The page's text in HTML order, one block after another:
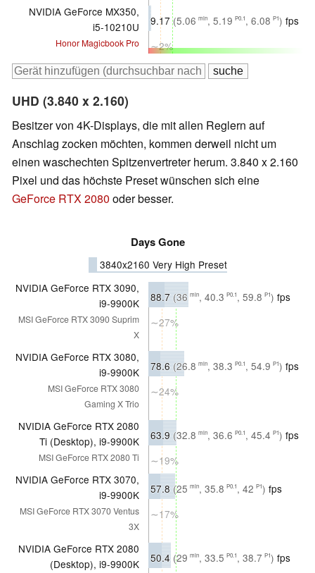
NVIDIA GeForce MX350,
i5-10210U
Honor Magicbook Pro
9.17(5.06 min, 5.19 P0.1, 6.08 P1) fps
∼2%
UHD (3.840 x 2.160)
Besitzer von 4K-Displays, die mit allen Reglern auf
Anschlag zocken möchten, kommen derweil nicht um
einen waschechten Spitzenvertreter herum. 3.840 x 2.160
Pixel und das höchste Preset wünschen sich eine
GeForce RTX 2080 oder besser.
Days Gone
3840x2160 Very High Preset
NVIDIA GeForce RTX 3090,
i9-9900K
MSI GeForce RTX 3090 Suprim
X
88.7(36 min, 40.3 P0.1, 59.8 P1) fps
∼27%
NVIDIA GeForce RTX 3080,
i9-9900K
MSI GeForce RTX 3080
Gaming X Trio
78.6(26.8 min, 38.3 P0.1, 54.9 P1) fps
∼24%
NVIDIA GeForce RTX 2080
Ti (Desktop), i9-9900K
MSI GeForce RTX 2080 Ti
63.9(32.8 min, 36.6 P0.1, 45.4 P1) fps
∼19%
NVIDIA GeForce RTX 3070,
i9-9900K
MSI GeForce RTX 3070 Ventus
3X
57.8(25 min, 35.8 P0.1, 42 P1) fps
∼17%
NVIDIA GeForce RTX 2080
(Desktop), i9-9900K
50.4 (29 min, 33.5 P0.1, 38.7 P1) fps